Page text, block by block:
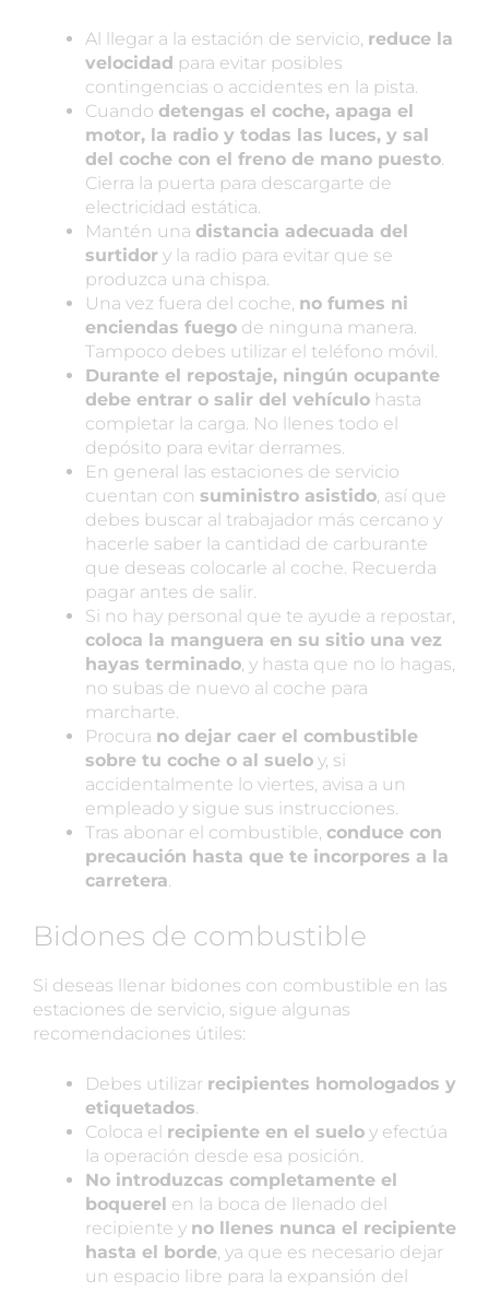
Al llegar a la estación de servicio, reduce la
velocidad para evitar posibles
contingencias o accidentes en la pista.
Cuando detengas el coche, apaga el
motor, la radio y todas las luces, y sal
del coche con el freno de mano puesto.
Cierra la puerta para descargarte de
electricidad estática.
Mantén una distancia adecuada del
surtidor y la radio para evitar que se
produzca una chispa.
Una vez fuera del coche, no fumes ni
enciendas fuego de ninguna manera.
Tampoco debes utilizar el teléfono móvil.
Durante el repostaje, ningún ocupante
debe entrar o salir del vehículo hasta
completar la carga. No llenes todo el
depósito para evitar derrames.
En general las estaciones de servicio
cuentan con suministro asistido, así que
debes buscar al trabajador más cercano y
hacerle saber la cantidad de carburante
que deseas colocarle al coche. Recuerda
pagar antes de salir.
Si no hay personal que te ayude a repostar,
coloca la manguera en su sitio una vez
hayas terminado, y hasta que no lo hagas,
no subas de nuevo al coche para
marcharte.
Procura no dejar caer el combustible
sobre tu coche o al suelo y, si
accidentalmente lo viertes, avisa a un
empleado y sigue sus instrucciones.
Tras abonar el combustible, conduce con
precaución hasta que te incorpores a la
carretera.
Bidones de combustible
Si deseas llenar bidones con combustible en las
estaciones de servicio, sigue algunas
recomendaciones útiles:
Debes utilizar recipientes homologados y
etiquetados.
Coloca el recipiente en el suelo y efectúa
la operación desde esa posición.
No introduzcas completamente el
boquerel en la boca de llenado del
recipiente y no llenes nunca el recipiente
hasta el borde, ya que es necesario dejar
un espacio libre para la expansión del